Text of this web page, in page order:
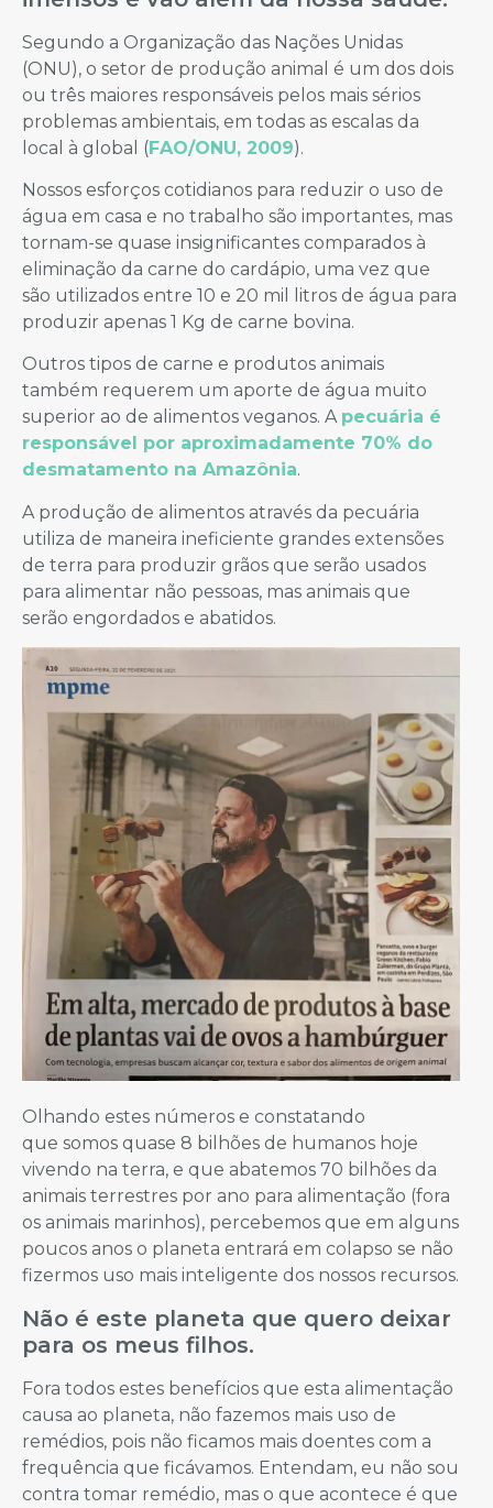
Segundo a Organização das Nações Unidas
(ONU), o setor de produção animal é um dos dois
ou três maiores responsáveis pelos mais sérios
problemas ambientais, em todas as escalas da
local à global (FAO/ONU, 2009).
Nossos esforços cotidianos para reduzir o uso de
água em casa e no trabalho são importantes, mas
tornam-se quase insignificantes comparados à
eliminação da carne do cardápio, uma vez que
são utilizados entre 10 e 20 mil litros de água para
produzir apenas 1 Kg de carne bovina.
Outros tipos de carne e produtos animais
também requerem um aporte de água muito
superior ao de alimentos veganos. A pecuária é
responsável por aproximadamente 70% do
desmatamento na Amazônia.
A produção de alimentos através da pecuária
utiliza de maneira ineficiente grandes extensões
de terra para produzir grãos que serão usados
para alimentar não pessoas, mas animais que
serão engordados e abatidos.
Olhando estes números e constatando
que somos quase 8 bilhões de humanos hoje
vivendo na terra, e que abatemos 70 bilhões da
animais terrestres por ano para alimentação (fora
os animais marinhos), percebemos que em alguns
poucos anos o planeta entrará em colapso se não
fizermos uso mais inteligente dos nossos recursos.
Não é este planeta que quero deixar
para os meus filhos.
Fora todos estes benefícios que esta alimentação
causa ao planeta, não fazemos mais uso de
remédios, pois não ficamos mais doentes com a
frequência que ficávamos. Entendam, eu não sou
contra tomar remédio, mas o que acontece é que